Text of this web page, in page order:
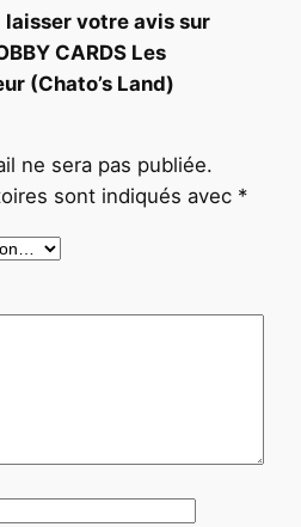
laisser votre avis sur
CARDS Les
(Chato’s Land)
ne sera pas publiée.
sont indiqués avec *